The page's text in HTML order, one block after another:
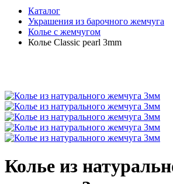
Каталог
Украшения из барочного жемчуга
Колье с жемчугом
Колье Classic pearl 3mm
Колье из